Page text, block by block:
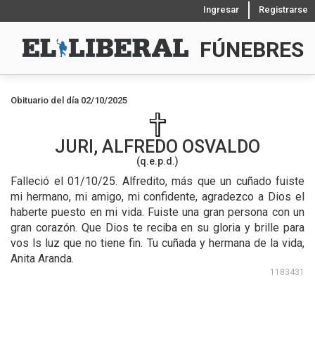
Ingresar Registrarse
FÚNEBRES
Obituario del día 02/10/2025
JURI, ALFREDO OSVALDO
(q.e.p.d.)
Falleció el 01/10/25. Alfredito, más que un cuñado fuiste
mi hermano, mi amigo, mi confidente, agradezco a Dios el
haberte puesto en mi vida. Fuiste una gran persona con un
gran corazón. Que Dios te reciba en su gloria y brille para
vos ls luz que no tiene fin. Tu cuñada y hermana de la vida,
Anita Aranda.
1183431